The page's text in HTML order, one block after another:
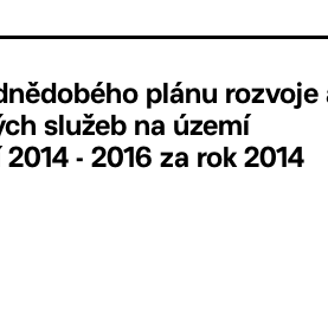
plánu rozvoje
služeb na území
- 2016 za rok 2014